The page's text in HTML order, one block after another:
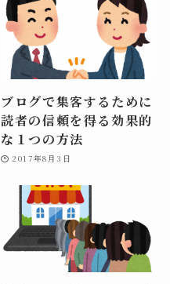
ブログで集客するために
読者の信頼を得る効果的
な１つの方法
2017年8月3日